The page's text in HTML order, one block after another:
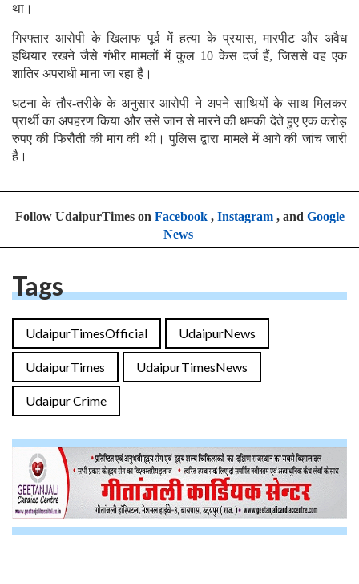
था।
गिरफ्तार आरोपी के खिलाफ पूर्व में हत्या के प्रयास, मारपीट और अवैध
हथियार रखने जैसे गंभीर मामलों में कुल 10 केस दर्ज हैं, जिससे वह एक
शातिर अपराधी माना जा रहा है।
घटना के तौर-तरीके के अनुसार आरोपी ने अपने साथियों के साथ मिलकर
प्रार्थी का अपहरण किया और उसे जान से मारने की धमकी देते हुए एक करोड़
रुपए की फिरौती की मांग की थी। पुलिस द्वारा मामले में आगे की जांच जारी
है।
Follow UdaipurTimes on Facebook, Instagram, and Google
News
Tags
UdaipurTimesOfficial UdaipurNews
UdaipurTimes UdaipurTimesNews
Udaipur Crime